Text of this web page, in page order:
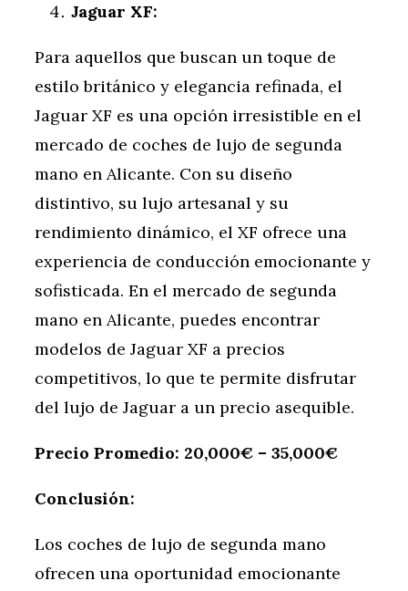
Jaguar XF:
Para aquellos que buscan un toque de
estilo británico y elegancia refinada, el
Jaguar XF es una opción irresistible en el
mercado de coches de lujo de segunda
mano en Alicante. Con su diseño
distintivo, su lujo artesanal y su
rendimiento dinámico, el XF ofrece una
experiencia de conducción emocionante y
sofisticada. En el mercado de segunda
mano en Alicante, puedes encontrar
modelos de Jaguar XF a precios
competitivos, lo que te permite disfrutar
del lujo de Jaguar a un precio asequible.
Precio Promedio: 20,000€ – 35,000€
Conclusión:
Los coches de lujo de segunda mano
ofrecen una oportunidad emocionante